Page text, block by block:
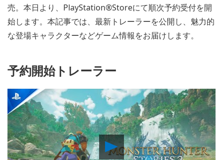
売。本日より、PlayStation®Storeにて順次予約受付を開
始します。本記事では、最新トレーラーを公開し、魅力的
な登場キャラクターなどゲーム情報をお届けします。
予約開始トレーラー
Play
Video